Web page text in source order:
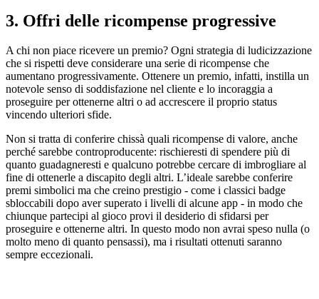
3. Offri delle ricompense progressive
A chi non piace ricevere un premio? Ogni strategia di ludicizzazione
che si rispetti deve considerare una serie di ricompense che
aumentano progressivamente. Ottenere un premio, infatti, instilla un
notevole senso di soddisfazione nel cliente e lo incoraggia a
proseguire per ottenerne altri o ad accrescere il proprio status
vincendo ulteriori sfide.
Non si tratta di conferire chissà quali ricompense di valore, anche
perché sarebbe controproducente: rischieresti di spendere più di
quanto guadagneresti e qualcuno potrebbe cercare di imbrogliare al
fine di ottenerle a discapito degli altri. L’ideale sarebbe conferire
premi simbolici ma che creino prestigio - come i classici badge
sbloccabili dopo aver superato i livelli di alcune app - in modo che
chiunque partecipi al gioco provi il desiderio di sfidarsi per
proseguire e ottenerne altri. In questo modo non avrai speso nulla (o
molto meno di quanto pensassi), ma i risultati ottenuti saranno
sempre eccezionali.